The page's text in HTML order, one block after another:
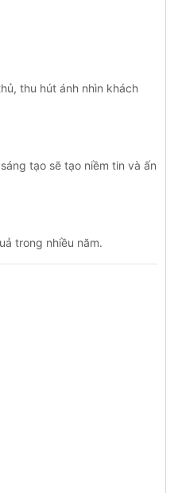
thu hút ánh nhìn khách
tạo sẽ tạo niềm tin và ấn
trong nhiều năm.